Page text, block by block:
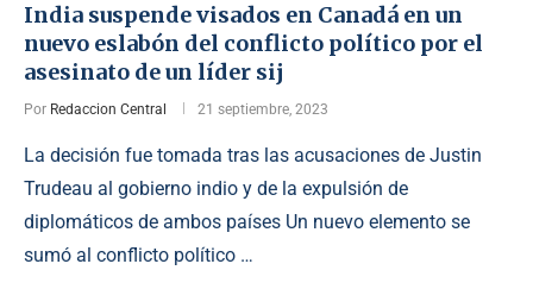
India suspende visados en Canadá en un
nuevo eslabón del conflicto político por el
asesinato de un líder sij
Por Redaccion Central 21 septiembre, 2023
La decisión fue tomada tras las acusaciones de Justin
Trudeau al gobierno indio y de la expulsión de
diplomáticos de ambos países Un nuevo elemento se
sumó al conflicto político …